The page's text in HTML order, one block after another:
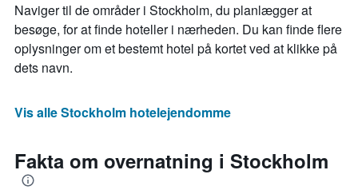
Naviger til de områder i Stockholm, du planlægger at
besøge, for at finde hoteller i nærheden. Du kan finde flere
oplysninger om et bestemt hotel på kortet ved at klikke på
dets navn.
Vis alle Stockholm hotelejendomme
Fakta om overnatning i Stockholm